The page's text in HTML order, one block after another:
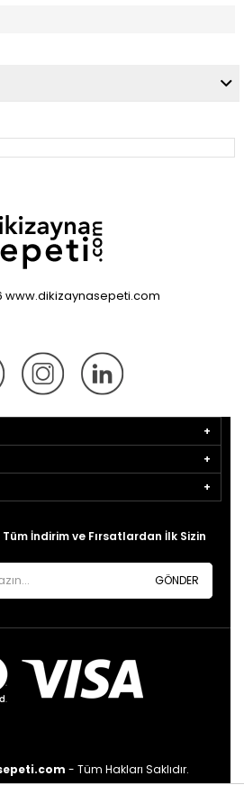
www.dikizaynasepeti.com
İndirim ve Fırsatlardan İlk Sizin
GÖNDER
- Tüm Hakları Saklıdır.